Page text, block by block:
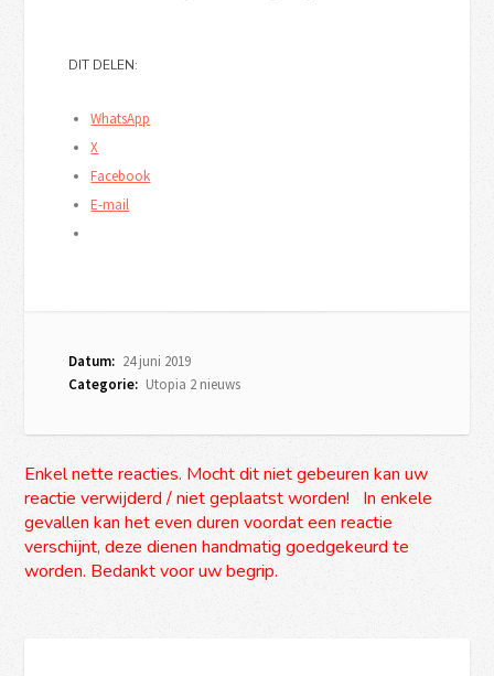
DIT DELEN:
WhatsApp
X
Facebook
E-mail
Datum: 24 juni 2019
Categorie: Utopia 2 nieuws
Enkel nette reacties. Mocht dit niet gebeuren kan uw
reactie verwijderd / niet geplaatst worden! In enkele
gevallen kan het even duren voordat een reactie
verschijnt, deze dienen handmatig goedgekeurd te
worden. Bedankt voor uw begrip.